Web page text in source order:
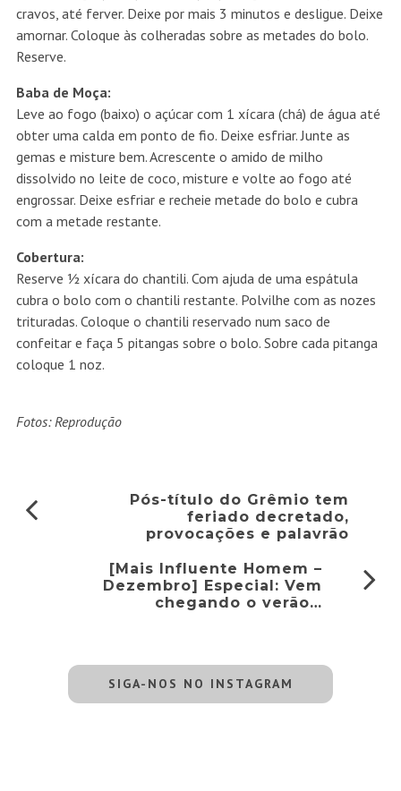
cravos, até ferver. Deixe por mais 3 minutos e desligue. Deixe
amornar. Coloque às colheradas sobre as metades do bolo.
Reserve.
Baba de Moça:
Leve ao fogo (baixo) o açúcar com 1 xícara (chá) de água até
obter uma calda em ponto de fio. Deixe esfriar. Junte as
gemas e misture bem. Acrescente o amido de milho
dissolvido no leite de coco, misture e volte ao fogo até
engrossar. Deixe esfriar e recheie metade do bolo e cubra
com a metade restante.
Cobertura:
Reserve ½ xícara do chantili. Com ajuda de uma espátula
cubra o bolo com o chantili restante. Polvilhe com as nozes
trituradas. Coloque o chantili reservado num saco de
confeitar e faça 5 pitangas sobre o bolo. Sobre cada pitanga
coloque 1 noz.
Fotos: Reprodução
Pós-título do Grêmio tem
feriado decretado,
provocações e palavrão
[Mais Influente Homem –
Dezembro] Especial: Vem
chegando o verão…
SIGA-NOS NO INSTAGRAM